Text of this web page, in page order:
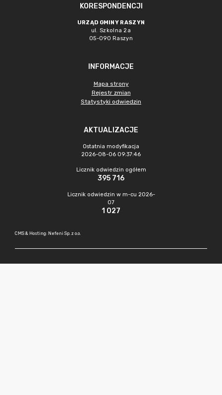
KORESPONDENCJI
URZĄD GMINY RASZYN
ul. Szkolna 2a
05-090 Raszyn
INFORMACJE
Mapa strony
Rejestr zmian
Statystyki odwiedzin
AKTUALIZACJE
Ostatnia modyfikacja
2026-08-06 09:37:46
Licznik odwiedzin ogółem
395 716
Licznik odwiedzin w m-cu 2026-
07
1 027
CMS & Hosting: Nefeni Sp. z o.o.